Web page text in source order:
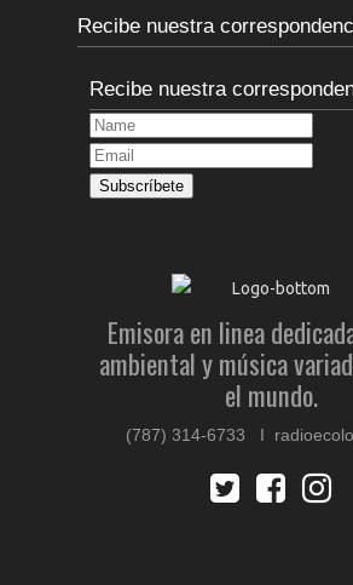
Recibe nuestra
Recibe nuestra
Emisora en linea
ambiental y música
el mundo.
(787) 314-6733 I